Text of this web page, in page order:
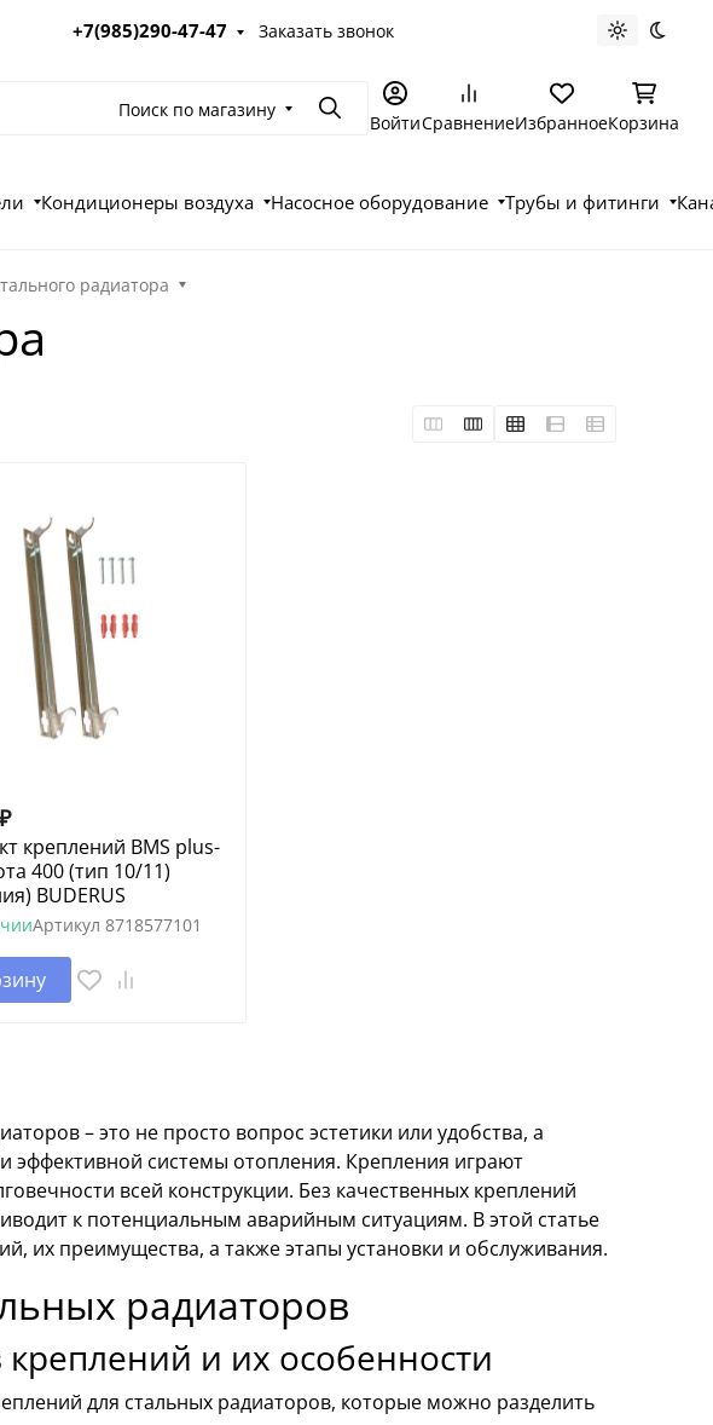
+7(985)290-47-47 Заказать звонок Светлая
Поиск по магазину ПоискВойтиСравнениеИзбранноеКорзина
Кондиционеры воздуха Насосное оборудование Трубы и фитинги
радиатора
₽
креплений BMS plus-
400 (тип 10/11)
BUDERUS
Артикул 8718577101
– это не просто вопрос эстетики или удобства, а
эффективной системы отопления. Крепления играют
всей конструкции. Без качественных креплений
к потенциальным аварийным ситуациям. В этой статье
их преимущества, а также этапы установки и обслуживания.
радиаторов
и их особенности
для стальных радиаторов, которые можно разделить